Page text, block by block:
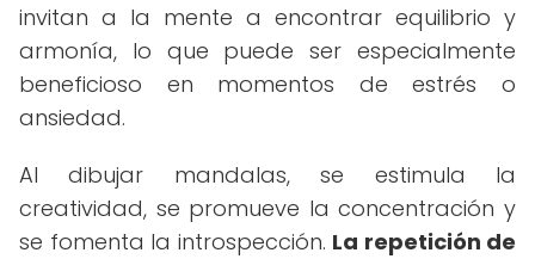
invitan a la mente a encontrar equilibrio y
armonía, lo que puede ser especialmente
beneficioso en momentos de estrés o
ansiedad.
Al dibujar mandalas, se estimula la
creatividad, se promueve la concentración y
se fomenta la introspección. La repetición de